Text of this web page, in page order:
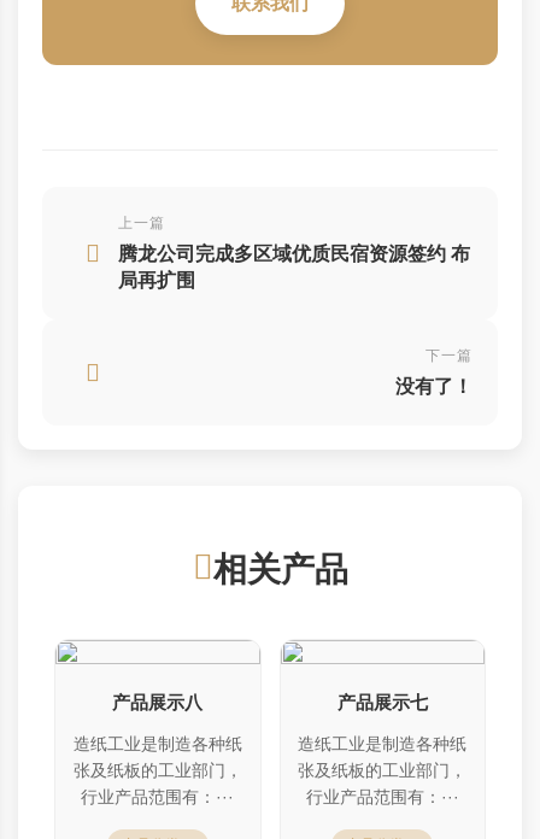
上一篇
腾龙公司完成多区域优质民宿资源签约 布
局再扩围
下一篇
没有了！
相关产品
产品展示八
造纸工业是制造各种纸
张及纸板的工业部门，
行业产品范围有：···
产品展示七
造纸工业是制造各种纸
张及纸板的工业部门，
行业产品范围有：···